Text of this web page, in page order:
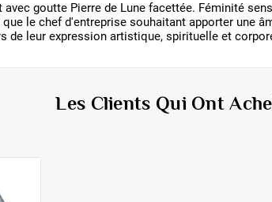
avec goutte Pierre de Lune facettée. Féminité
le chef d'entreprise souhaitant apporter une
de leur expression artistique, spirituelle et
Les Clients Qui Ont